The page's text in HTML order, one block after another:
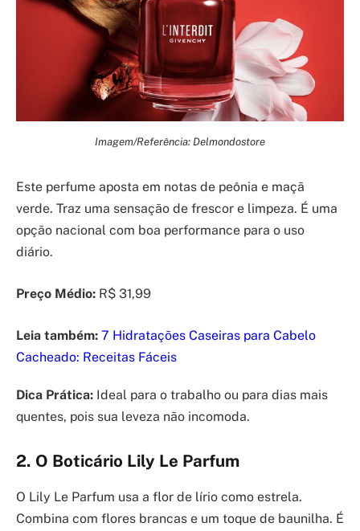
Imagem/Referência: Delmondostore
Este perfume aposta em notas de peônia e maçã
verde. Traz uma sensação de frescor e limpeza. É uma
opção nacional com boa performance para o uso
diário.
Preço Médio: R$ 31,99
Leia também: 7 Hidratações Caseiras para Cabelo
Cacheado: Receitas Fáceis
Dica Prática: Ideal para o trabalho ou para dias mais
quentes, pois sua leveza não incomoda.
2. O Boticário Lily Le Parfum
O Lily Le Parfum usa a flor de lírio como estrela.
Combina com flores brancas e um toque de baunilha. É